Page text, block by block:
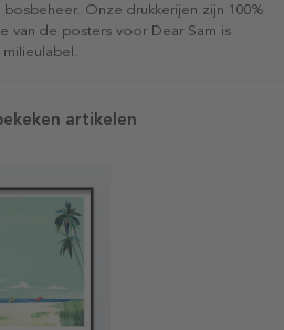
Onze drukkerijen zijn 100%
van de posters voor Dear Sam is
artikelen